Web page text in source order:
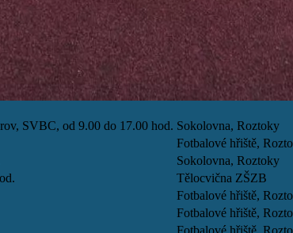
SVBC, od 9.00 do 17.00 hod. Sokolovna, Roztoky
Fotbalové hřiště,
Sokolovna, Roztoky
Tělocvična ZŠZB
Fotbalové hřiště,
Fotbalové hřiště,
Fotbalové hřiště,